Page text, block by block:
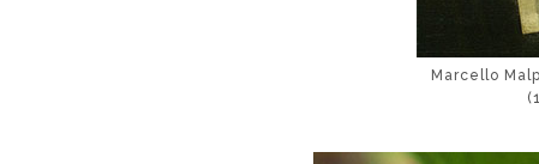
Marcello